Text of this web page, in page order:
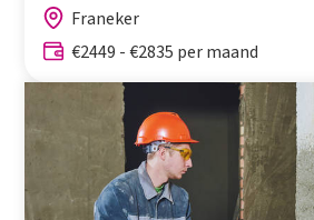
Franeker
€2449 - €2835 per maand